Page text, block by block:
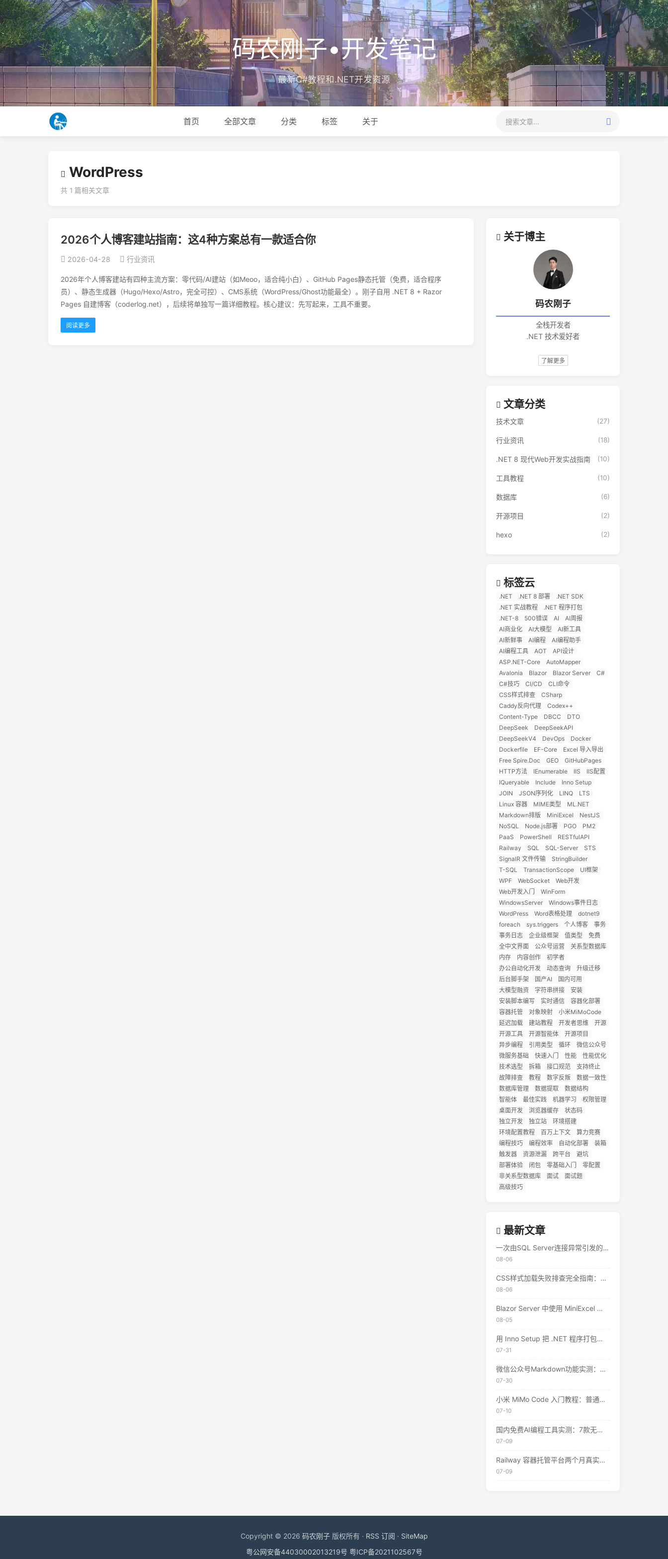
码农刚子•开发笔记
最新C#教程和.NET开发资源
首页 全部文章 分类 标签 关于
WordPress
共 1 篇相关文章
2026个人博客建站指南：这4种方案总有一款适合你
2026-04-28 行业资讯
2026年个人博客建站有四种主流方案：零代码/AI建站（如Meoo，适合纯小白）、GitHub Pages静态托管（免费，适合程序
员）、静态生成器（Hugo/Hexo/Astro，完全可控）、CMS系统（WordPress/Ghost功能最全）。刚子自用 .NET 8 + Razor
Pages 自建博客（coderlog.net），后续将单独写一篇详细教程。核心建议：先写起来，工具不重要。
阅读更多
关于博主
码农刚子
全栈开发者
.NET 技术爱好者
了解更多
文章分类
技术文章 (27)
行业资讯 (18)
.NET 8 现代Web开发实战指南 (10)
工具教程 (10)
数据库 (6)
开源项目 (2)
hexo (2)
标签云
.NET .NET 8 部署
.NET SDK
.NET 实战教程
.NET 程序打包
.NET-8
500错误 AI
AI周报
AI商业化
AI大模型
AI新工具
AI新鲜事
AI编程
AI编程助手
AI编程工具
AOT
API设计
ASP.NET-Core
AutoMapper
Avalonia
Blazor Blazor Server
C#
C#技巧
CI/CD
CLI命令
CSS样式排查
CSharp
Caddy反向代理
Codex++
Content-Type
DBCC
DTO
DeepSeek
DeepSeekAPI
DeepSeekV4
DevOps
Docker
Dockerfile
EF-Core
Excel 导入导出
Free Spire.Doc
GEO
GitHubPages
HTTP方法
IEnumerable IIS
IIS配置
IQueryable
Include
Inno Setup
JOIN
JSON序列化 LINQ
LTS
Linux 容器
MIME类型
ML.NET
Markdown排版
MiniExcel
NestJS
NoSQL
Node.js部署 PGO
PM2
PaaS
PowerShell
RESTfulAPI
Railway
SQL SQL-Server
STS
SignalR 文件传输
StringBuilder
T-SQL
TransactionScope
UI框架
WPF
WebSocket
Web开发
Web开发入门
WinForm
WindowsServer
Windows事件日志
WordPress
Word表格处理
dotnet9
foreach
sys.triggers 个人博客
事务
事务日志
企业级框架 值类型
免费
全中文界面
公众号运营
关系型数据库
内存
内容创作
初学者
办公自动化开发
动态查询
升级迁移
后台脚手架
国产AI
国内可用
大模型融资
字符串拼接
安装
安装脚本编写
实时通信
容器化部署
容器托管
对象映射
小米MiMoCode
延迟加载
建站教程 开发者思维
开源
开源工具
开源智能体
开源项目
异步编程
引用类型 循环
微信公众号
微服务基础
快速入门 性能
性能优化
技术选型
拆箱 接口规范
支持终止
故障排查
教程 数字反叛
数据一致性
数据库管理
数据提取
数据结构
智能体
最佳实践 机器学习
权限管理
桌面开发
浏览器缓存
状态码
独立开发
独立站
环境搭建
环境配置教程
百万上下文
算力竞赛
编程技巧
编程效率 自动化部署
装箱
触发器
资源泄漏 跨平台
避坑
部署体验
闭包 零基础入门
零配置
非关系型数据库
面试
面试题
高级技巧
最新文章
一次由SQL Server连接异常引发的500错误排查实录
08-06
CSS样式加载失败排查完全指南：从控制台到响应头的完整思路
08-06
Blazor Server 中使用 MiniExcel 实现 Excel 导出与导入 — 实战教程
08-05
用 Inno Setup 把 .NET 程序打包成安装包：从零到发布的完整指南
07-31
微信公众号Markdown功能实测：两种方式一键排版，但仍有这些限制
07-30
小米 MiMo Code 入门教程：普通人的 AI 编程助手，真的不用花钱
07-10
国内免费AI编程工具实测：7款无需翻墙、开箱即用的选择（附2026年7月最新额度）
07-09
Railway 容器托管平台两个月真实体验：值不值得用？
07-09
Copyright © 2026 码农刚子版权所有 · RSS 订阅 · SiteMap
粤公网安备44030002013219号 粤ICP备2021102567号